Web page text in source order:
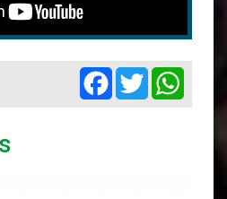
Facebook
Twitter